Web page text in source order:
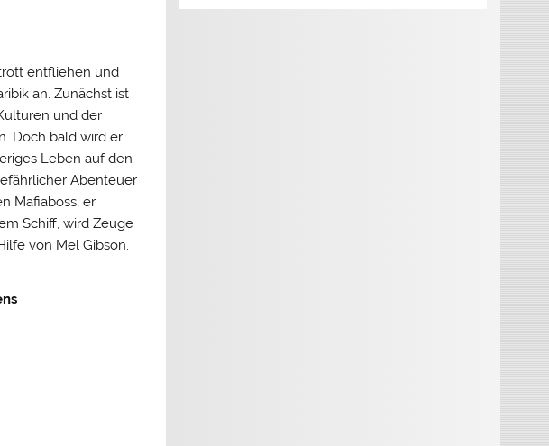
entfliehen und
an. Zunächst ist
und der
Doch bald wird er
Leben auf den
Abenteuer
Mafiaboss, er
Schiff, wird Zeuge
von Mel Gibson.